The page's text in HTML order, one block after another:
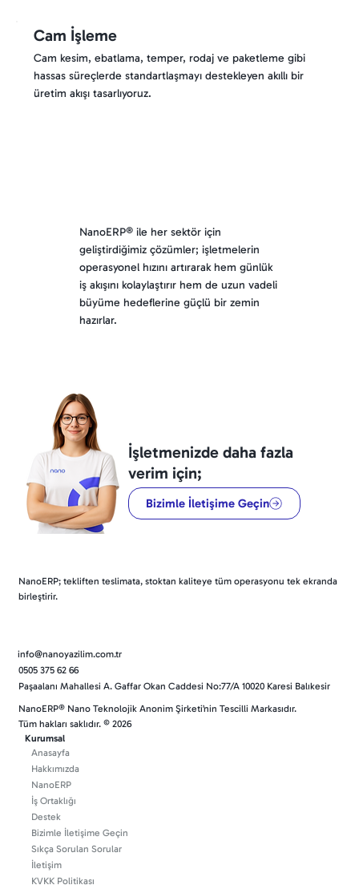
Cam İşleme
Cam kesim, ebatlama, temper, rodaj ve paketleme gibi
hassas süreçlerde standartlaşmayı destekleyen akıllı bir
üretim akışı tasarlıyoruz.
NanoERP® ile her sektör için
geliştirdiğimiz çözümler; işletmelerin
operasyonel hızını artırarak hem günlük
iş akışını kolaylaştırır hem de uzun vadeli
büyüme hedeflerine güçlü bir zemin
hazırlar.
İşletmenizde daha fazla
verim için;
Bizimle İletişime Geçin
NanoERP; tekliften teslimata, stoktan kaliteye tüm operasyonu tek ekranda
birleştirir.
info@nanoyazilim.com.tr
0505 375 62 66
Paşaalanı Mahallesi A. Gaffar Okan Caddesi No:77/A 10020 Karesi Balıkesir
NanoERP® Nano Teknolojik Anonim Şirketi’nin Tescilli Markasıdır.
Tüm hakları saklıdır. © 2026
Kurumsal
Anasayfa
Hakkımızda
NanoERP
İş Ortaklığı
Destek
Bizimle İletişime Geçin
Sıkça Sorulan Sorular
İletişim
KVKK Politikası